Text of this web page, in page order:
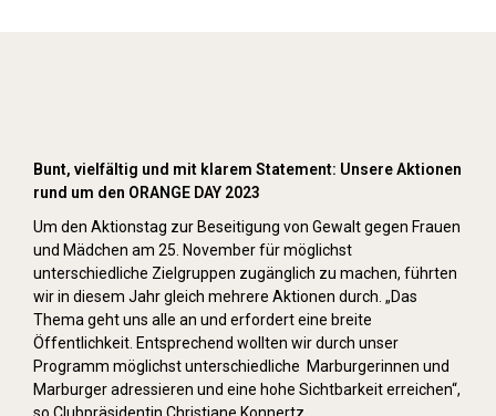
Bunt, vielfältig und mit klarem Statement: Unsere Aktionen
rund um den ORANGE DAY 2023
Um den Aktionstag zur Beseitigung von Gewalt gegen Frauen
und Mädchen am 25. November für möglichst
unterschiedliche Zielgruppen zugänglich zu machen, führten
wir in diesem Jahr gleich mehrere Aktionen durch. „Das
Thema geht uns alle an und erfordert eine breite
Öffentlichkeit. Entsprechend wollten wir durch unser
Programm möglichst unterschiedliche Marburgerinnen und
Marburger adressieren und eine hohe Sichtbarkeit erreichen“,